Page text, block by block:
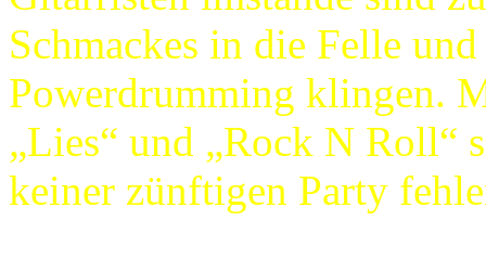
Schmackes in die Felle
Powerdrumming klingen.
„Lies“ und „Rock N Roll“
keiner zünftigen Party